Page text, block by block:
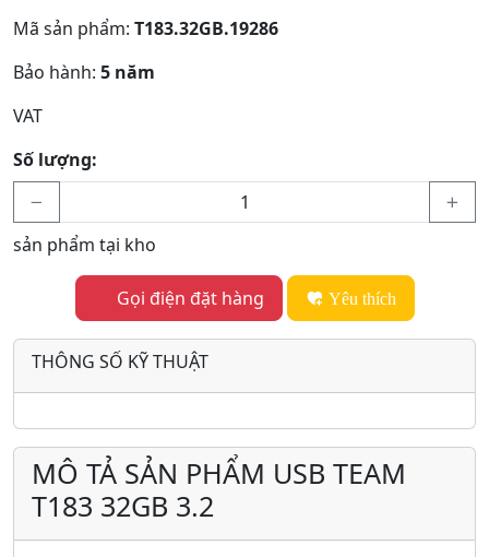
Mã sản phẩm: T183.32GB.19286
Bảo hành: 5 năm
VAT
Số lượng:
sản phẩm tại kho
Gọi điện đặt hàng Yêu thích
THÔNG SỐ KỸ THUẬT
MÔ TẢ SẢN PHẨM USB TEAM
T183 32GB 3.2